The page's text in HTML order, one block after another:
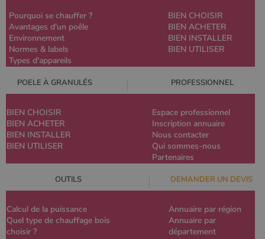
Pourquoi se chauffer ?
Avantages d'un poêle
Environnement
Normes & labels
Types d'appareils
BIEN CHOISIR
BIEN ACHETER
BIEN INSTALLER
BIEN UTILISER
POELE À GRANULÉS PROFESSIONNEL
BIEN CHOISIR
BIEN ACHETER
BIEN INSTALLER
BIEN UTILISER
Espace professionnel
Inscription annuaire
Nous contacter
Qui sommes-nous
Partenaires
OUTILS DEMANDER UN DEVIS
Calcul de la puissance
Quel type de chauffage bois
choisir ?
Annuaire par région
Annuaire par
département